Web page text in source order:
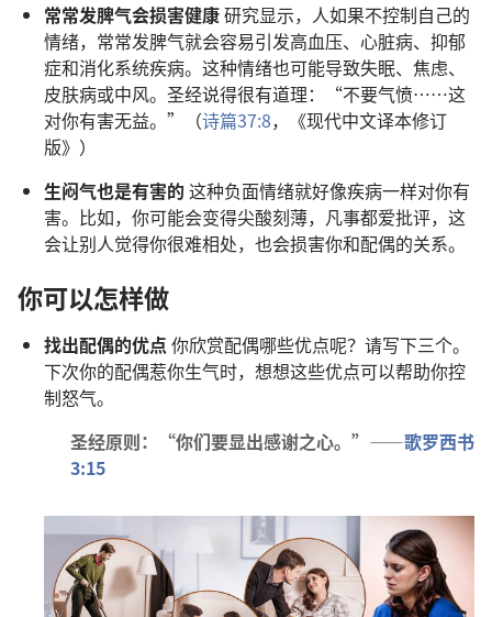
常常发脾气会损害健康研究显示，人如果不控制自己的
情绪，常常发脾气就会容易引发高血压、心脏病、抑郁
症和消化系统疾病。这种情绪也可能导致失眠、焦虑、
皮肤病或中风。圣经说得很有道理：“不要气愤……这
对你有害无益。”（诗篇37:8，《现代中文译本修订
版》）
生闷气也是有害的 这种负面情绪就好像疾病一样对你有
害。比如，你可能会变得尖酸刻薄，凡事都爱批评，这
会让别人觉得你很难相处，也会损害你和配偶的关系。
你可以怎样做
找出配偶的优点 你欣赏配偶哪些优点呢？请写下三个。
下次你的配偶惹你生气时，想想这些优点可以帮助你控
制怒气。
圣经原则：“你们要显出感谢之心。”——歌罗西书
3:15